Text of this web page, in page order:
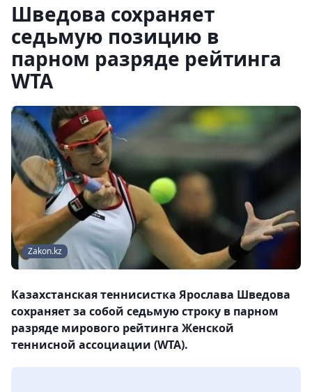
Шведова сохраняет
седьмую позицию в
парном разряде рейтинга
WTA
Zakon.kz
Казахстанская теннисистка Ярослава Шведова
сохраняет за собой седьмую строку в парном
разряде мирового рейтинга Женской
теннисной ассоциации (WTA).